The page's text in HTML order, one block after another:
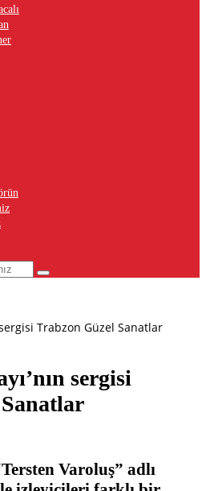
sergisi Trabzon Güzel Sanatlar
sergisi
Varoluş” adlı